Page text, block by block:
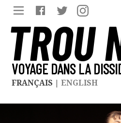
TROU
VOYAGE DANS LA
FRANÇAIS | ENGLISH